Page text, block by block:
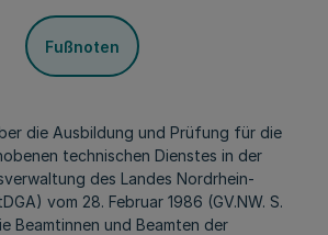
Fußnoten
die Ausbildung und Prüfung für die
technischen Dienstes in der
des Landes Nordrhein-
vom 28. Februar 1986 (GV.NW. S.
Beamtinnen und Beamten der